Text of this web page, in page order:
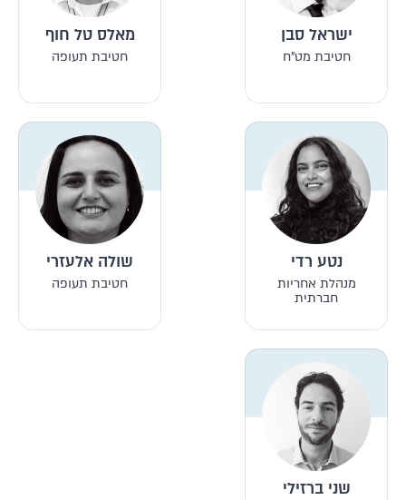
ישראל סבן
חטיבת מט"ח
מאלס טל חוף
חטיבת תעופה
נטע רדי
מנהלת אחריות
חברתית
שולה אלעזרי
חטיבת תעופה
שני ברזילי